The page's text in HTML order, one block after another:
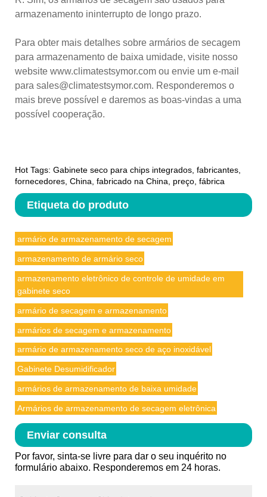
armazenamento ininterrupto de longo prazo.
Para obter mais detalhes sobre armários de secagem
para armazenamento de baixa umidade, visite nosso
website www.climatestsymor.com ou envie um e-mail
para sales@climatestsymor.com. Responderemos o
mais breve possível e daremos as boas-vindas a uma
possível cooperação.
Hot Tags: Gabinete seco para chips integrados, fabricantes,
fornecedores, China, fabricado na China, preço, fábrica
Etiqueta do produto
armário de armazenamento de secagem
armazenamento de armário seco
armazenamento eletrônico de controle de umidade em
gabinete seco
armário de secagem e armazenamento
armários de secagem e armazenamento
armário de armazenamento seco de aço inoxidável
Gabinete Desumidificador
armários de armazenamento de baixa umidade
Armários de armazenamento de secagem eletrônica
Enviar consulta
Por favor, sinta-se livre para dar o seu inquérito no
formulário abaixo. Responderemos em 24 horas.